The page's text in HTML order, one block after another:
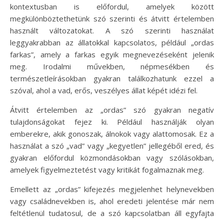
kontextusban is előfordul, amelyek között
megkülönböztethetünk szó szerinti és átvitt értelemben
használt változatokat. A szó szerinti használat
leggyakrabban az állatokkal kapcsolatos, például „ordas
farkas”, amely a farkas egyik megnevezéseként jelenik
meg. Irodalmi művekben, népmesékben és
természetleírásokban gyakran találkozhatunk ezzel a
szóval, ahol a vad, erős, veszélyes állat képét idézi fel.
Átvitt értelemben az „ordas” szó gyakran negatív
tulajdonságokat fejez ki. Például használják olyan
emberekre, akik gonoszak, álnokok vagy alattomosak. Ez a
használat a szó „vad” vagy „kegyetlen” jellegéből ered, és
gyakran előfordul közmondásokban vagy szólásokban,
amelyek figyelmeztetést vagy kritikát fogalmaznak meg.
Emellett az „ordas” kifejezés megjelenhet helynevekben
vagy családnevekben is, ahol eredeti jelentése már nem
feltétlenül tudatosul, de a szó kapcsolatban áll egyfajta